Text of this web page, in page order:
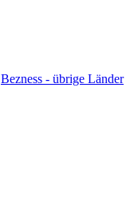
Bezness - übrige Länder